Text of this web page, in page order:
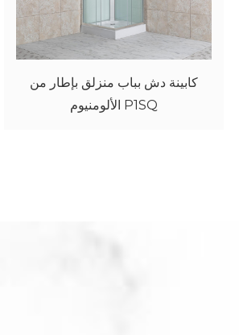
كابينة استحمام من الزجاج الشفاف
P2SE للحمام